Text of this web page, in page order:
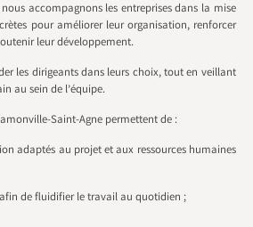
accompagnons les entreprises dans la mise
pour améliorer leur organisation, renforcer
leur développement.
les dirigeants dans leurs choix, tout en veillant
au sein de l’équipe.
Saint-Agne permettent de :
adaptés au projet et aux ressources humaines
de fluidifier le travail au quotidien ;